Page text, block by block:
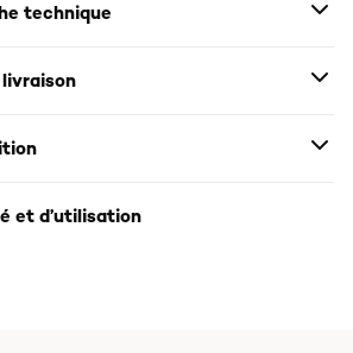
technique
et d’utilisation